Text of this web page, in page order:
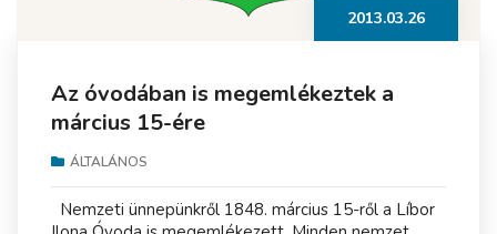
2013.03.26
Az óvodában is megemlékeztek a
március 15-ére
ÁLTALÁNOS
Nemzeti ünnepünkről 1848. március 15-ről a Líbor